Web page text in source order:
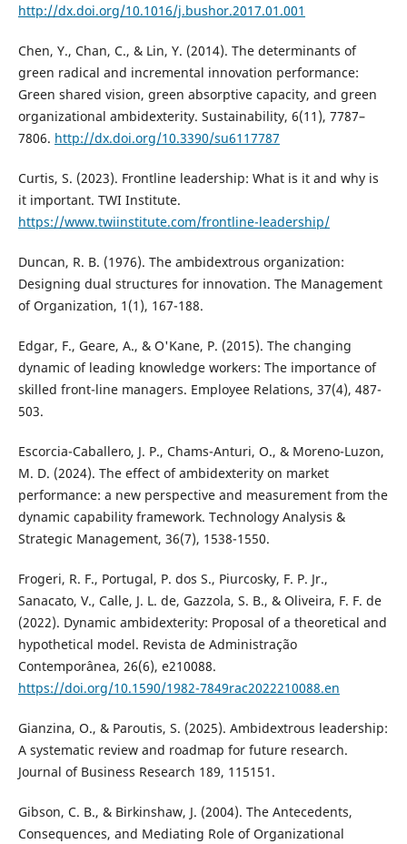
http://dx.doi.org/10.1016/j.bushor.2017.01.001
Chen, Y., Chan, C., & Lin, Y. (2014). The determinants of
green radical and incremental innovation performance:
Green shared vision, green absorptive capacity, and green
organizational ambidexterity. Sustainability, 6(11), 7787–
7806. http://dx.doi.org/10.3390/su6117787
Curtis, S. (2023). Frontline leadership: What is it and why is
it important. TWI Institute.
https://www.twiinstitute.com/frontline-leadership/
Duncan, R. B. (1976). The ambidextrous organization:
Designing dual structures for innovation. The Management
of Organization, 1(1), 167-188.
Edgar, F., Geare, A., & O'Kane, P. (2015). The changing
dynamic of leading knowledge workers: The importance of
skilled front-line managers. Employee Relations, 37(4), 487-
503.
Escorcia-Caballero, J. P., Chams-Anturi, O., & Moreno-Luzon,
M. D. (2024). The effect of ambidexterity on market
performance: a new perspective and measurement from the
dynamic capability framework. Technology Analysis &
Strategic Management, 36(7), 1538-1550.
Frogeri, R. F., Portugal, P. dos S., Piurcosky, F. P. Jr.,
Sanacato, V., Calle, J. L. de, Gazzola, S. B., & Oliveira, F. F. de
(2022). Dynamic ambidexterity: Proposal of a theoretical and
hypothetical model. Revista de Administração
Contemporânea, 26(6), e210088.
https://doi.org/10.1590/1982-7849rac2022210088.en
Gianzina, O., & Paroutis, S. (2025). Ambidextrous leadership:
A systematic review and roadmap for future research.
Journal of Business Research 189, 115151.
Gibson, C. B., & Birkinshaw, J. (2004). The Antecedents,
Consequences, and Mediating Role of Organizational